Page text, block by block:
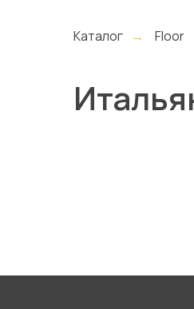
Каталог → Floor